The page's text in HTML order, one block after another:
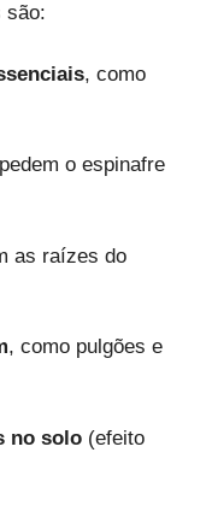
são:
, como
o espinafre
as raízes do
, como pulgões e
no solo (efeito